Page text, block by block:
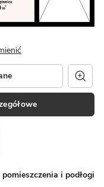
pomieszczenia i podłogi